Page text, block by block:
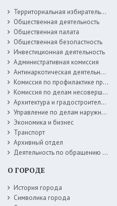
Территориальная избирательная комиссия
Общественная деятельность
Общественная палата
Общественная безопастность
Инвестиционная деятельность
Административная комиссия
Антинаркотическая деятельность
Комиссия по профилактике правонарушений
Комиссия по делам несовершеннолетних
Архитектура и градостроительство
Управление по делам наружной рекламы
Экономика и бизнес
Транспорт
Архивный отдел
Деятельность по обращению с животными без владельцев
О ГОРОДЕ
История города
Символика города